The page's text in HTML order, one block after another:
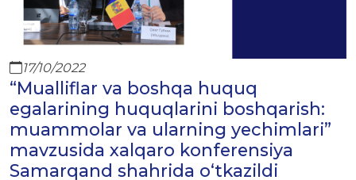
17/10/2022
“Mualliflar va boshqa huquq
egalarining huquqlarini boshqarish:
muammolar va ularning yechimlari”
mavzusida xalqaro konferensiya
Samarqand shahrida o‘tkazildi